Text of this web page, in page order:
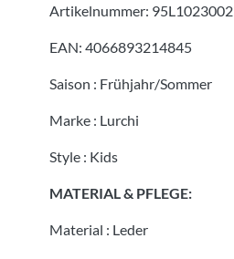
Artikelnummer: 95L1023002
EAN: 4066893214845
Saison : Frühjahr/Sommer
Marke : Lurchi
Style : Kids
MATERIAL & PFLEGE:
Material : Leder